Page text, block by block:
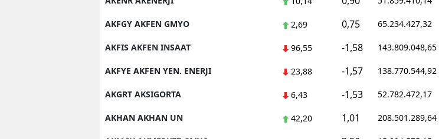
Kırşehir
Kocaeli
Konya
Kütahya
AKFGY AKFEN GMYO 2,69 0,75 65.234.427,32
AKFIS AKFEN INSAAT 96,55 -1,58 143.809.048,65
AKFYE AKFEN YEN. ENERJI 23,88 -1,57 138.770.544,92
AKGRT AKSIGORTA 6,43 -1,53 52.782.472,17
AKHAN AKHAN UN 42,20 1,01 208.501.289,64